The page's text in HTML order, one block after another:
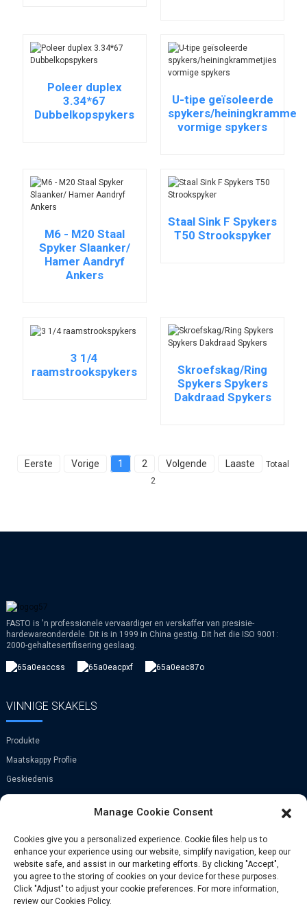
Poleer duplex
3.34*67
Dubbelkopspykers
U-tipe geïsoleerde
spykers/
vormige spykers
M6 - M20 Staal
Spyker Slaanker/
Hamer Aandryf
Ankers
Staal Sink F Spykers
T50 Strookspyker
3 1/4
raamstrookspykers
Skroefskag/Ring
Spykers Spykers
Dakdraad Spykers
Eerste Vorige 1 2 Volgende Laaste
Totaal
2
FASTO is 'n professionele vervaardiger en verskaffer van presisie-
hardewareonderdele. Dit is in 1999 in China gestig. Dit het die ISO 9001:
2000-gehaltesertifisering geslaag.
VINNIGE SKAKELS
Produkte
Maatskappy Proflie
Geskiedenis
VR
KONTAK
Xi Zhen He Village, Zhong Tang Town,
Bin Hai-distrik, Tian Jin, China
Manage Cookie Consent
Cookies give you a personalized experience. Cookie files help us to
enhance your experience using our website, simplify navigation, keep our
website safe, and assist in our marketing efforts. By clicking "Accept",
you agree to the storing of cookies on your device for these purposes.
Click "Adjust" to adjust your cookie preferences. For more information,
review our Cookies Policy.